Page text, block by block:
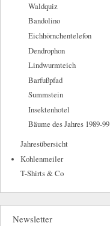
Waldquiz
Bandolino
Eichhörnchentelefon
Dendrophon
Lindwurmteich
Barfußpfad
Summstein
Insektenhotel
Bäume des Jahres 1989-99
Jahresübersicht
Kohlenmeiler
T-Shirts & Co
Newsletter